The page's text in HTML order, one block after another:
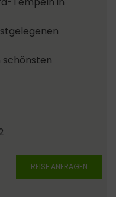
schönsten
REISE ANFRAGEN